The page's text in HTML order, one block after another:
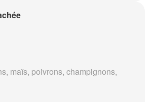
maïs, poivrons, champignons,